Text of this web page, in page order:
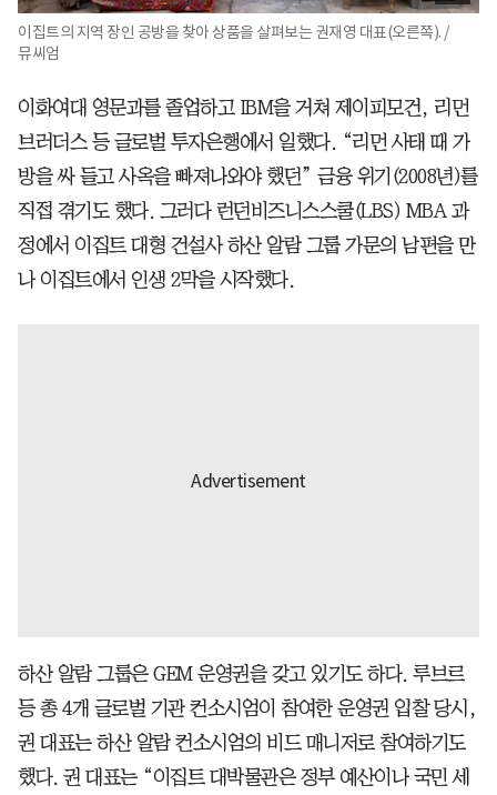
이집트의 지역 장인 공방을 찾아 상품을 살펴보는 권재영 대표(오른쪽). /
뮤씨엄
이화여대 영문과를 졸업하고 IBM을 거쳐 제이피모건, 리먼
브러더스 등 글로벌 투자은행에서 일했다. “리먼 사태 때 가
방을 싸 들고 사옥을 빠져나와야 했던” 금융 위기(2008년)를
직접 겪기도 했다. 그러다 런던비즈니스스쿨(LBS) MBA 과
정에서 이집트 대형 건설사 하산 알람 그룹 가문의 남편을 만
나 이집트에서 인생 2막을 시작했다.
하산 알람 그룹은 GEM 운영권을 갖고 있기도 하다. 루브르
등 총 4개 글로벌 기관 컨소시엄이 참여한 운영권 입찰 당시,
권 대표는 하산 알람 컨소시엄의 비드 매니저로 참여하기도
했다. 권 대표는 “이집트 대박물관은 정부 예산이나 국민 세